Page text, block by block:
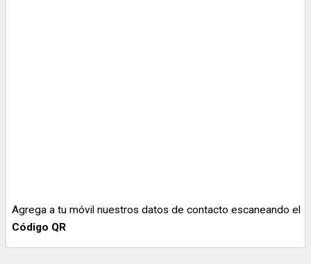
Agrega a tu móvil nuestros datos de contacto escaneando el
Código QR